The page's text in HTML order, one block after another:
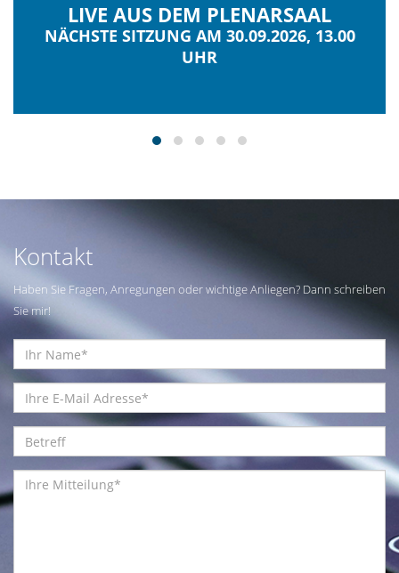
LIVE AUS DEM PLENARSAAL
NÄCHSTE SITZUNG AM 30.09.2026, 13.00
UHR
Kontakt
Haben Sie Fragen, Anregungen oder wichtige Anliegen? Dann schreiben
Sie mir!